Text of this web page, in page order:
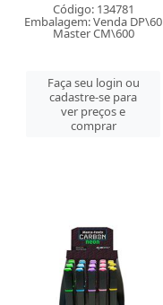
Código: 134781
Embalagem: Venda DP\60
Master CM\600
Faça seu login ou
cadastre-se para
ver preços e
comprar